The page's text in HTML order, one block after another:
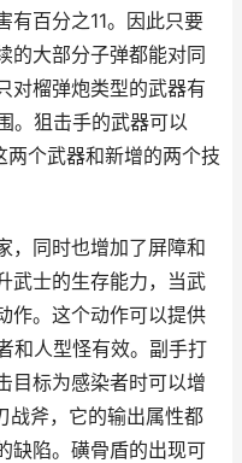
有百分之11。因此只要
的大部分子弹都能对同
对榴弹炮类型的武器有
。狙击手的武器可以
个武器和新增的两个技
，同时也增加了屏障和
武士的生存能力，当武
作。这个动作可以提供
和人型怪有效。副手打
目标为感染者时可以增
战斧，它的输出属性都
缺陷。磺骨盾的出现可